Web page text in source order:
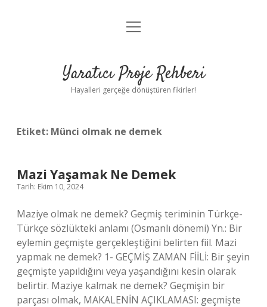
Anasayfa
Yasal Uyarı
menüyü
Yaratıcı Proje Rehberi
Hayalleri gerçeğe dönüştüren fikirler!
Etiket: Münci olmak ne demek
Mazi Yaşamak Ne Demek
Tarih: Ekim 10, 2024
Maziye olmak ne demek? Geçmiş teriminin Türkçe-
Türkçe sözlükteki anlamı (Osmanlı dönemi) Yn.: Bir
eylemin geçmişte gerçekleştiğini belirten fiil. Mazi
yapmak ne demek? 1- GEÇMİŞ ZAMAN FİİLİ: Bir şeyin
geçmişte yapıldığını veya yaşandığını kesin olarak
belirtir. Maziye kalmak ne demek? Geçmişin bir
parçası olmak, MAKALENİN AÇIKLAMASI: geçmişte